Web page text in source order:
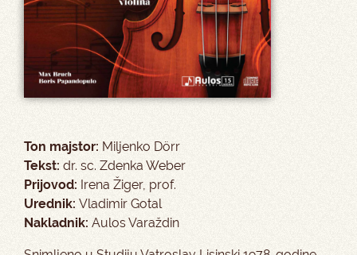
Ton majstor: Miljenko Dörr
Tekst: dr. sc. Zdenka Weber
Prijovod: Irena Žiger, prof.
Urednik: Vladimir Gotal
Nakladnik: Aulos Varaždin